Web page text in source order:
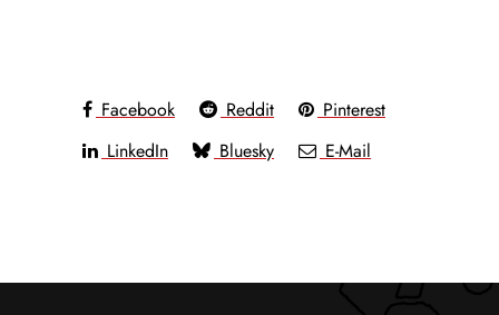
Facebook Reddit
Pinterest
LinkedIn
Bluesky E-Mail